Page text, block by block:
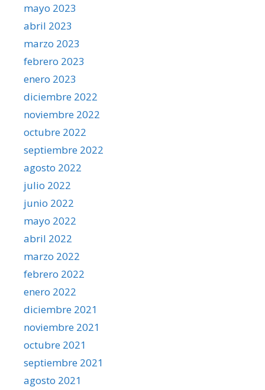
mayo 2023
abril 2023
marzo 2023
febrero 2023
enero 2023
diciembre 2022
noviembre 2022
octubre 2022
septiembre 2022
agosto 2022
julio 2022
junio 2022
mayo 2022
abril 2022
marzo 2022
febrero 2022
enero 2022
diciembre 2021
noviembre 2021
octubre 2021
septiembre 2021
agosto 2021